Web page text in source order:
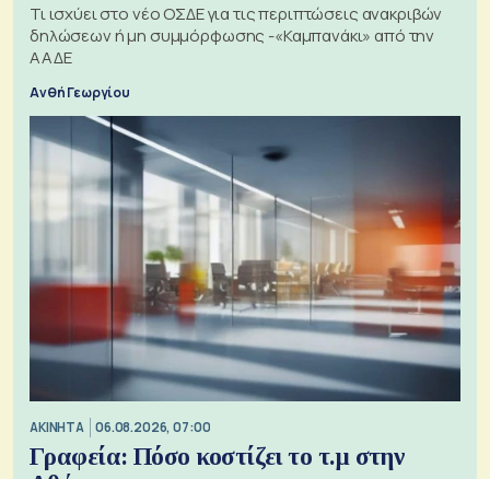
Τι ισχύει στο νέο ΟΣΔΕ για τις περιπτώσεις ανακριβών
δηλώσεων ή μη συμμόρφωσης -«Καμπανάκι» από την
ΑΑΔΕ
Ανθή Γεωργίου
ΑΚΙΝΗΤΑ 06.08.2026, 07:00
Γραφεία: Πόσο κοστίζει το τ.μ στην